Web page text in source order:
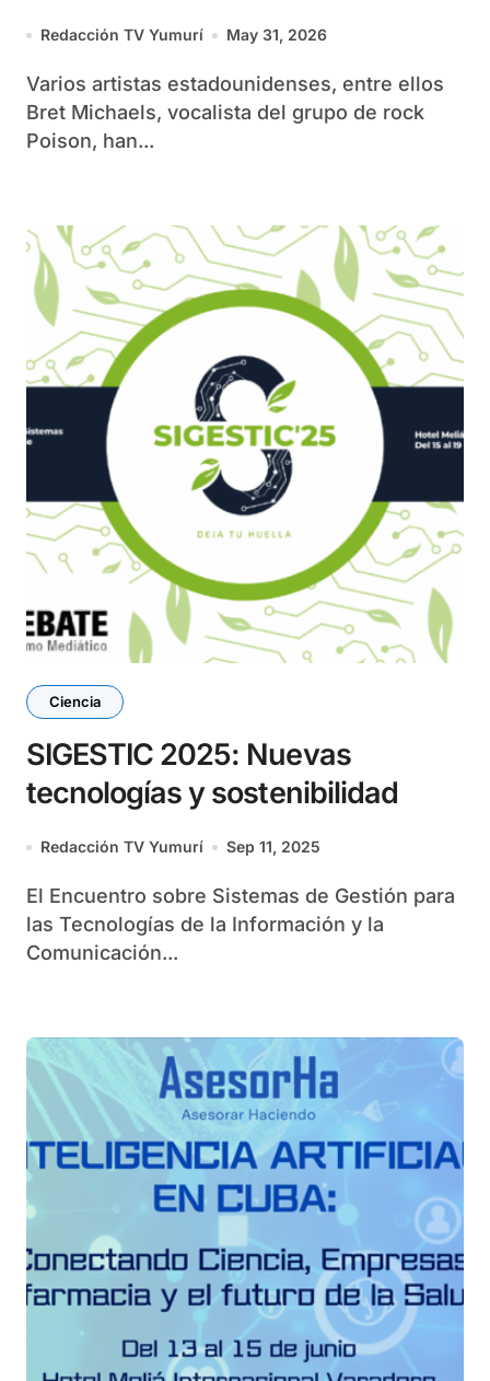
por Trump
Redacción TV Yumurí May 31, 2026
Varios artistas estadounidenses, entre ellos
Bret Michaels, vocalista del grupo de rock
Poison, han...
Ciencia
SIGESTIC 2025: Nuevas
tecnologías y sostenibilidad
Redacción TV Yumurí Sep 11, 2025
El Encuentro sobre Sistemas de Gestión para
las Tecnologías de la Información y la
Comunicación...